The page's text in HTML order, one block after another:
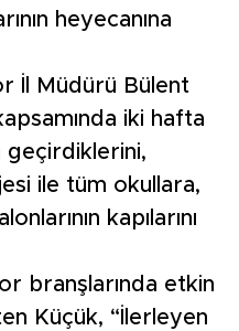
heyecanına
İl Müdürü Bülent
iki hafta
ile tüm okullara,
kapılarını
branşlarında etkin
Küçük, “İlerleyen